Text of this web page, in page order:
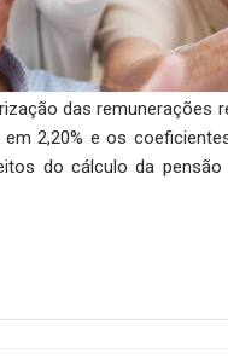
das remunerações
2,20% e os
do cálculo da